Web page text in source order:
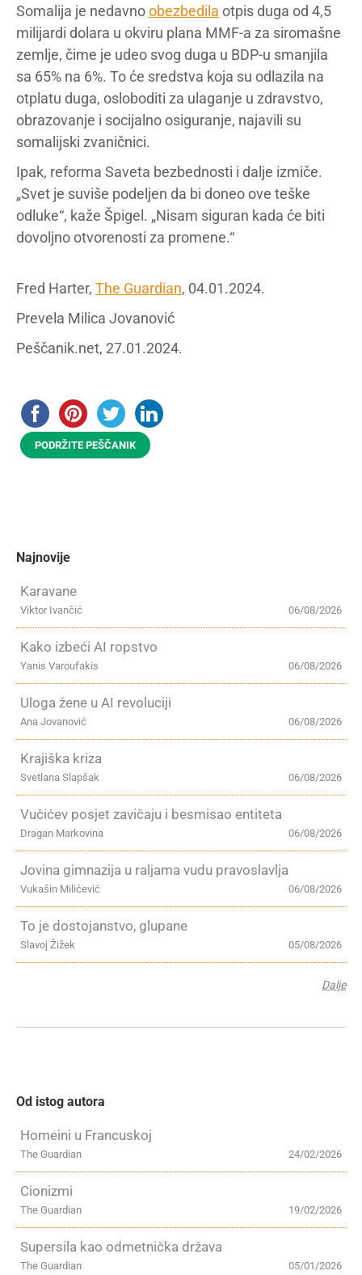
Somalija je nedavnoobezbedila otpis duga od 4,5
milijardi dolara u okviru plana MMF-a za siromašne
zemlje, čime je udeo svog duga u BDP-u smanjila
sa 65% na 6%. To će sredstva koja su odlazila na
otplatu duga, osloboditi za ulaganje u zdravstvo,
obrazovanje i socijalno osiguranje, najavili su
somalijski zvaničnici.
Ipak, reforma Saveta bezbednosti i dalje izmiče.
„Svet je suviše podeljen da bi doneo ove teške
odluke“, kaže Špigel. „Nisam siguran kada će biti
dovoljno otvorenosti za promene.“
Fred Harter, The Guardian, 04.01.2024.
Prevela Milica Jovanović
Peščanik.net, 27.01.2024.
PODRŽITE PEŠČANIK
Najnovije
Karavane
06/08/2026
Viktor Ivančić
Kako izbeći AI ropstvo
06/08/2026
Yanis Varoufakis
Uloga žene u AI revoluciji
06/08/2026
Ana Jovanović
Krajiška kriza
06/08/2026
Svetlana Slapšak
Vučićev posjet zavičaju i besmisao entiteta
06/08/2026
Dragan Markovina
Jovina gimnazija u raljama vudu pravoslavlja
06/08/2026
Vukašin Milićević
To je dostojanstvo, glupane
05/08/2026
Slavoj Žižek
Dalje
Od istog autora
Homeini u Francuskoj
24/02/2026
The Guardian
Cionizmi
19/02/2026
The Guardian
Supersila kao odmetnička država
05/01/2026
The Guardian